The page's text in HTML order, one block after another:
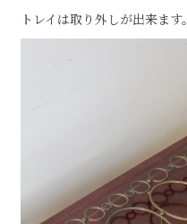
トレイは取り外しが出来ます。